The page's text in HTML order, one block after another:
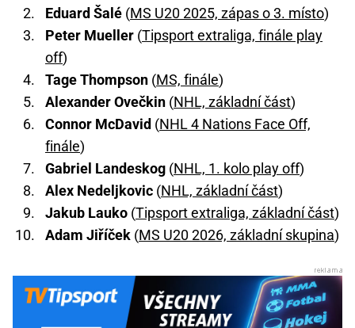
Eduard Šalé (MS U20 2025, zápas o 3. místo)
Peter Mueller (Tipsport extraliga, finále play
off)
Tage Thompson (MS, finále)
Alexander Ovečkin (NHL, základní část)
Connor McDavid (NHL 4 Nations Face Off,
finále)
Gabriel Landeskog (NHL, 1. kolo play off)
Alex Nedeljkovic (NHL, základní část)
Jakub Lauko (Tipsport extraliga, základní část)
Adam Jiříček (MS U20 2026, základní skupina)